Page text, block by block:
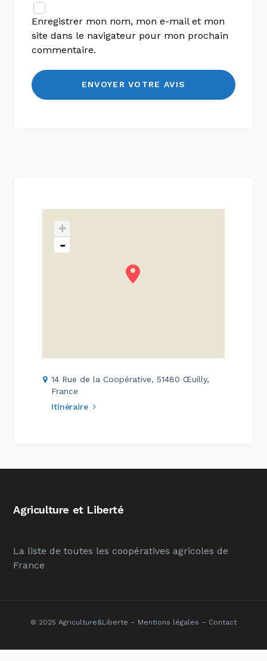
Enregistrer mon nom, mon e-mail et mon
site dans le navigateur pour mon prochain
commentaire.
+
-
14 Rue de la Coopérative, 51480 Œuilly,
France
Itinéraire
Agriculture et Liberté
La liste de toutes les coopératives agricoles de
France
© 2025 Agriculture&Liberte – Mentions légales – Contact